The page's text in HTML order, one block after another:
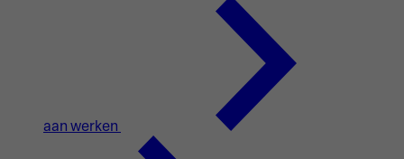
aan werken